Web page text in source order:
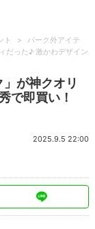
ト >
パーク外アイテ
だった♪ 激かわデザイン
が神クオリ
で即買い！
2025.9.5 22:00